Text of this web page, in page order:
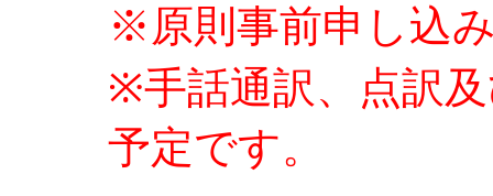
※原則事前申し込
※手話通訳、点訳
予定です。